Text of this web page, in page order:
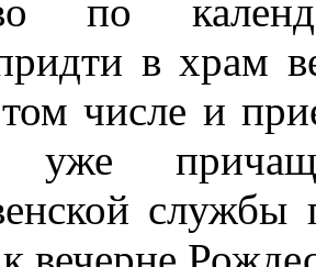
по
в храм
числе и
уже
службы